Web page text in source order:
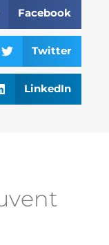
Facebook
Twitter
LinkedIn